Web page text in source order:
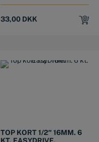
33,00 DKK
TOP KORT 1/2″ 16MM. 6